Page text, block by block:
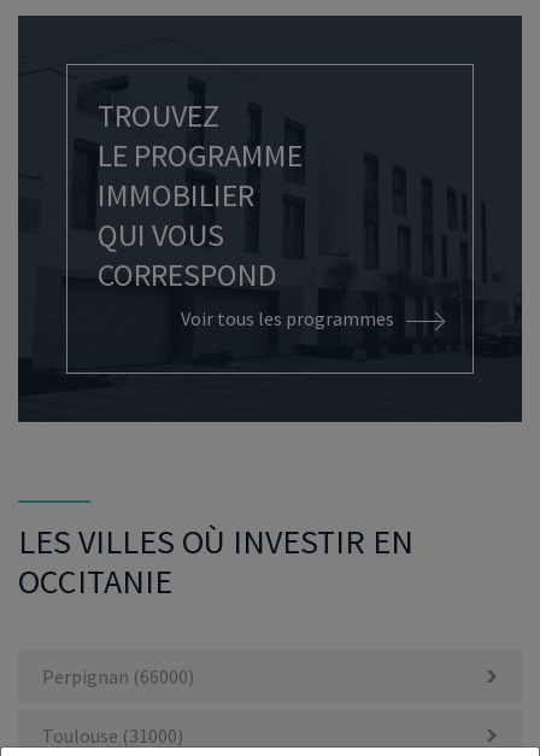
TROUVEZ
LE PROGRAMME
IMMOBILIER
QUI VOUS
CORRESPOND
Voir tous les programmes
LES VILLES OÙ INVESTIR EN
OCCITANIE
Perpignan (66000)
Toulouse (31000)